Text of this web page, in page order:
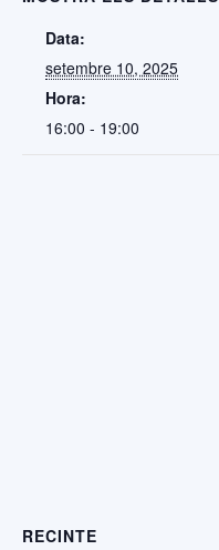
Data:
setembre 10, 2025
Hora:
16:00 - 19:00
RECINTE